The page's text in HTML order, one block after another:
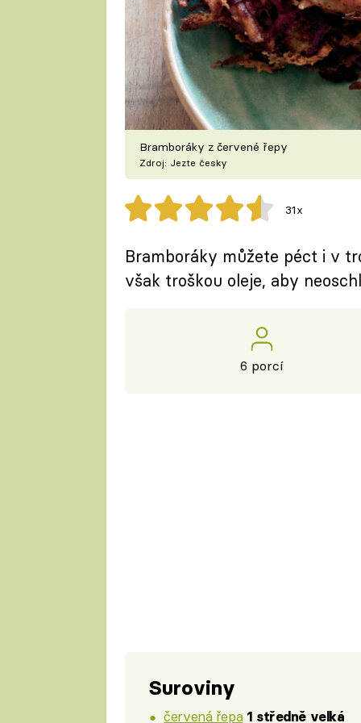
Bramboráky z červené řepy
Zdroj: Jezte česky
31x
Bramboráky můžete péct i v
však troškou oleje, aby
6 porcí
Suroviny
červená řepa 1 středně velká